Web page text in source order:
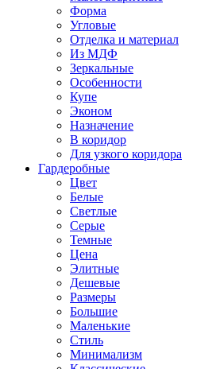
Форма
Угловые
Отделка и материал
Из МДФ
Зеркальные
Особенности
Купе
Эконом
Назначение
В коридор
Для узкого коридора
Гардеробные
Цвет
Белые
Светлые
Серые
Темные
Цена
Элитные
Дешевые
Размеры
Большие
Маленькие
Стиль
Минимализм